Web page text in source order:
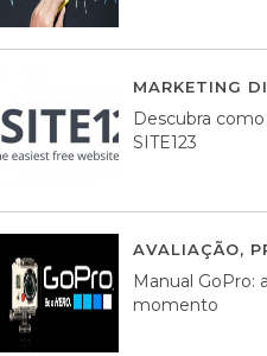
MARKETING
Descubra
SITE123
AVALIAÇÃO,
Manual GoPro:
momento